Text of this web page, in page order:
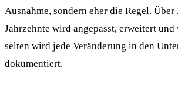
Ausnahme, sondern eher die Regel. Über
Jahrzehnte wird angepasst, erweitert und
selten wird jede Veränderung in den
dokumentiert.